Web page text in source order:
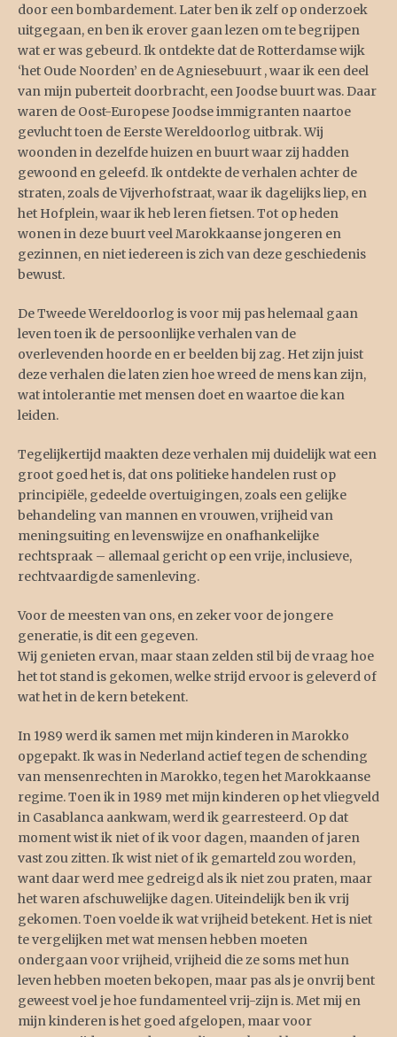
door een bombardement. Later ben ik zelf op onderzoek
uitgegaan, en ben ik erover gaan lezen om te begrijpen
wat er was gebeurd. Ik ontdekte dat de Rotterdamse wijk
‘het Oude Noorden’ en de Agniesebuurt , waar ik een deel
van mijn puberteit doorbracht, een Joodse buurt was. Daar
waren de Oost-Europese Joodse immigranten naartoe
gevlucht toen de Eerste Wereldoorlog uitbrak. Wij
woonden in dezelfde huizen en buurt waar zij hadden
gewoond en geleefd. Ik ontdekte de verhalen achter de
straten, zoals de Vijverhofstraat, waar ik dagelijks liep, en
het Hofplein, waar ik heb leren fietsen. Tot op heden
wonen in deze buurt veel Marokkaanse jongeren en
gezinnen, en niet iedereen is zich van deze geschiedenis
bewust.
De Tweede Wereldoorlog is voor mij pas helemaal gaan
leven toen ik de persoonlijke verhalen van de
overlevenden hoorde en er beelden bij zag. Het zijn juist
deze verhalen die laten zien hoe wreed de mens kan zijn,
wat intolerantie met mensen doet en waartoe die kan
leiden.
Tegelijkertijd maakten deze verhalen mij duidelijk wat een
groot goed het is, dat ons politieke handelen rust op
principiële, gedeelde overtuigingen, zoals een gelijke
behandeling van mannen en vrouwen, vrijheid van
meningsuiting en levenswijze en onafhankelijke
rechtspraak – allemaal gericht op een vrije, inclusieve,
rechtvaardigde samenleving.
Voor de meesten van ons, en zeker voor de jongere
generatie, is dit een gegeven.
Wij genieten ervan, maar staan zelden stil bij de vraag hoe
het tot stand is gekomen, welke strijd ervoor is geleverd of
wat het in de kern betekent.
In 1989 werd ik samen met mijn kinderen in Marokko
opgepakt. Ik was in Nederland actief tegen de schending
van mensenrechten in Marokko, tegen het Marokkaanse
regime. Toen ik in 1989 met mijn kinderen op het vliegveld
in Casablanca aankwam, werd ik gearresteerd. Op dat
moment wist ik niet of ik voor dagen, maanden of jaren
vast zou zitten. Ik wist niet of ik gemarteld zou worden,
want daar werd mee gedreigd als ik niet zou praten, maar
het waren afschuwelijke dagen. Uiteindelijk ben ik vrij
gekomen. Toen voelde ik wat vrijheid betekent. Het is niet
te vergelijken met wat mensen hebben moeten
ondergaan voor vrijheid, vrijheid die ze soms met hun
leven hebben moeten bekopen, maar pas als je onvrij bent
geweest voel je hoe fundamenteel vrij-zijn is. Met mij en
mijn kinderen is het goed afgelopen, maar voor